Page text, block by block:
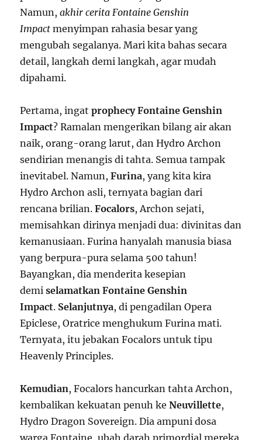
Namun,akhir cerita Fontaine Genshin
Impact menyimpan rahasia besar yang
mengubah segalanya. Mari kita bahas secara
detail, langkah demi langkah, agar mudah
dipahami.
Pertama, ingatprophecy Fontaine Genshin
Impact? Ramalan mengerikan bilang air akan
naik, orang-orang larut, dan Hydro Archon
sendirian menangis di tahta. Semua tampak
inevitabel. Namun,Furina, yang kita kira
Hydro Archon asli, ternyata bagian dari
rencana brilian.Focalors, Archon sejati,
memisahkan dirinya menjadi dua: divinitas dan
kemanusiaan. Furina hanyalah manusia biasa
yang berpura-pura selama 500 tahun!
Bayangkan, dia menderita kesepian
demiselamatkan Fontaine Genshin
Impact. Selanjutnya, di pengadilan Opera
Epiclese, Oratrice menghukum Furina mati.
Ternyata, itu jebakan Focalors untuk tipu
Heavenly Principles.
Kemudian, Focalors hancurkan tahta Archon,
kembalikan kekuatan penuh keNeuvillette,
Hydro Dragon Sovereign. Dia ampuni dosa
warga Fontaine, ubah darah primordial mereka